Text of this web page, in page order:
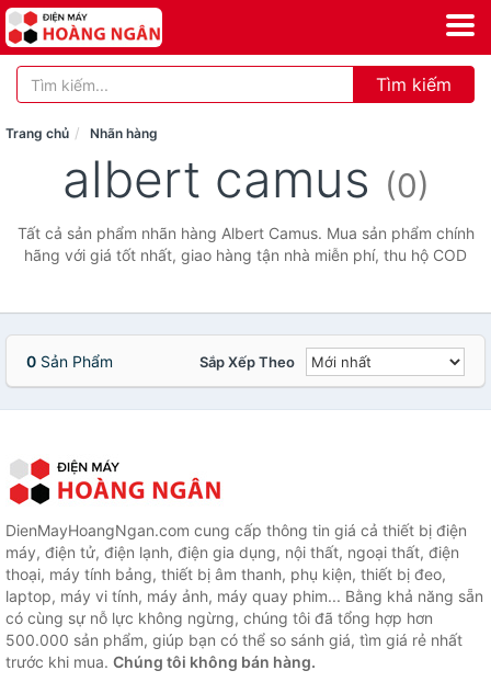
Tìm kiếm
Trang chủ Nhãn hàng
albert camus (0)
Tất cả sản phẩm nhãn hàng Albert Camus. Mua sản phẩm chính
hãng với giá tốt nhất, giao hàng tận nhà miễn phí, thu hộ COD
0 Sản Phẩm Sắp Xếp Theo
DienMayHoangNgan.com cung cấp thông tin giá cả thiết bị điện
máy, điện tử, điện lạnh, điện gia dụng, nội thất, ngoại thất, điện
thoại, máy tính bảng, thiết bị âm thanh, phụ kiện, thiết bị đeo,
laptop, máy vi tính, máy ảnh, máy quay phim... Bằng khả năng sẵn
có cùng sự nỗ lực không ngừng, chúng tôi đã tổng hợp hơn
500.000 sản phẩm, giúp bạn có thể so sánh giá, tìm giá rẻ nhất
trước khi mua. Chúng tôi không bán hàng.